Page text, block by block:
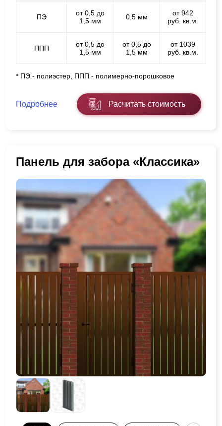
ПЭ
от 0,5 до
1,5 мм
0,5 мм
от 942
руб. кв.м.
ППП
от 0,5 до
1,5 мм
от 0,5 до
1,5 мм
от 1039
руб. кв.м.
* ПЭ - полиэстер, ППП - полимерно-порошковое
Подробнее Расчитать стоимость
Панель для забора «Классика»